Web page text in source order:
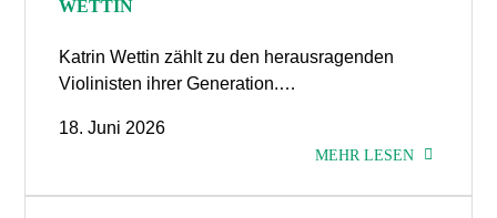
WETTIN
Katrin Wettin zählt zu den herausragenden
Violinisten ihrer Generation.…
18. Juni 2026
MEHR LESEN